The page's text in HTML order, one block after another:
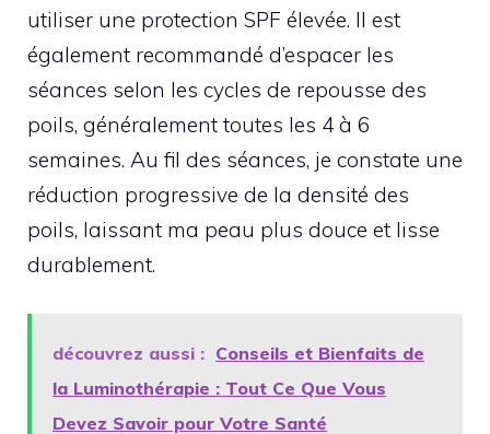
utiliser une protection SPF élevée. Il est
également recommandé d’espacer les
séances selon les cycles de repousse des
poils, généralement toutes les 4 à 6
semaines. Au fil des séances, je constate une
réduction progressive de la densité des
poils, laissant ma peau plus douce et lisse
durablement.
découvrez aussi : Conseils et Bienfaits de
la Luminothérapie : Tout Ce Que Vous
Devez Savoir pour Votre Santé